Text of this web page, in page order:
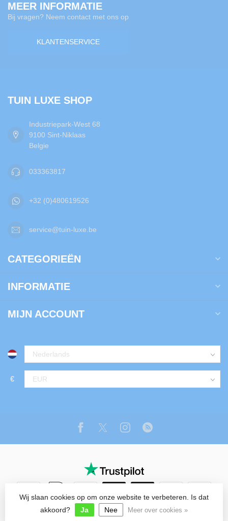
MEER INFORMATIE
Bij vragen? Neem contact met ons op
KLANTENSERVICE
TUIN LUXE SHOP
Industriepark-West 68
9100 Sint-Niklaas
Belgie
033363817
+32 (0)480619526
service@tuin-luxe.be
CATEGORIEËN
INFORMATIE
MIJN ACCOUNT
€
© Copyright 2026 Tuin Luxe Shop
Wij slaan cookies op om onze website te verbeteren. Is dat
akkoord?
Ja Nee Meer over cookies »